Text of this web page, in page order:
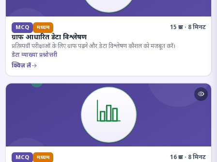
MCQ मध्यम 15 प्रश्न · 8 मिनट
ग्राफ आधारित डेटा विश्लेषण
प्रतिस्पर्धी परीक्षाओं के लिए ग्राफ पढ़ने और डेटा विश्लेषण कौशल को मजबूत करें।
डेटा व्याख्या प्रश्नोत्तरी
क्विज़ लें
MCQ मध्यम 16 प्रश्न · 8 मिनट